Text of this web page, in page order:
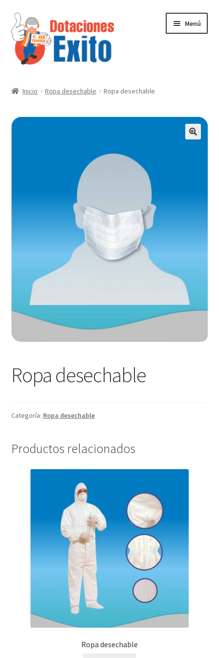
Ir
a
la
navegación
Ir
al
contenido
Menú
Contactenos
Inicio Ropa desechable Ropa desechable
Ropa desechable
Categoría: Ropa desechable
Productos relacionados
Ropa desechable